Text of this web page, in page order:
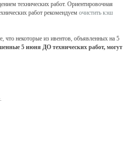
технических работ. Ориентировочная
работ рекомендуем очистить кэш
что некоторые из ивентов, объявленных на 5
5 июня ДО технических работ, могут